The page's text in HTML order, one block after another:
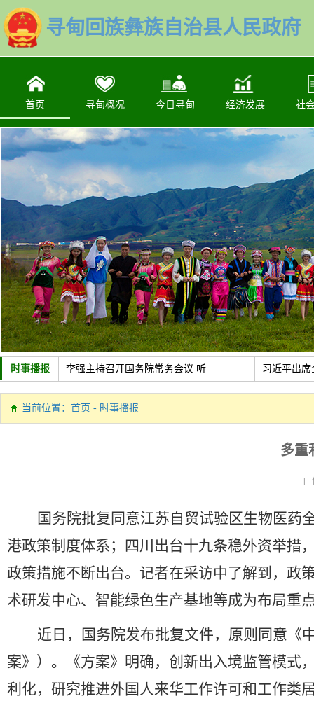
寻甸回族彝族自治县人民政府
首页 寻甸概况 今日寻甸 经济发展 社
时事播报 李强主持召开国务院常务会议 听 习近平出
中共中央政治局召开会议 讨论拟 新疆维吾尔
当前位置： 首页 - 时事播报
多重
[
国务院批复同意江苏自贸试验区生物医药
港政策制度体系；四川出台十九条稳外资举措
政策措施不断出台。记者在采访中了解到，政
术研发中心、智能绿色生产基地等成为布局重
近日，国务院发布批复文件，原则同意《
案》）。《方案》明确，创新出入境监管模式
利化，研究推进外国人来华工作许可和工作类